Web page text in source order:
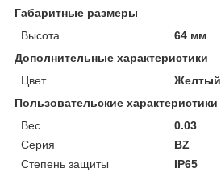
Габаритные размеры
Высота
64 мм
Дополнительные характеристики
Цвет
Желтый
Пользовательские характеристики
Вес
0.03
Серия
BZ
Степень защиты
IP65